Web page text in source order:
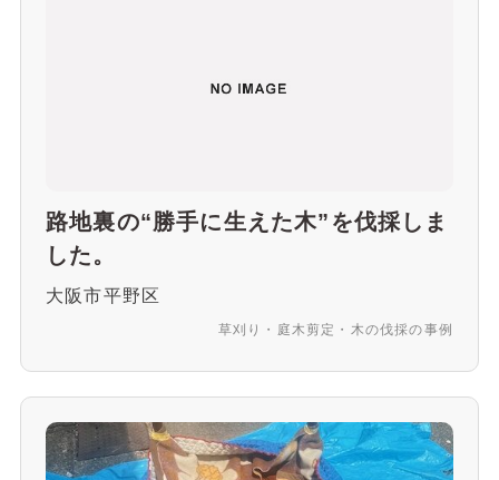
路地裏の“勝手に生えた木”を伐採しま
した。
大阪市平野区
草刈り・庭木剪定・木の伐採の事例